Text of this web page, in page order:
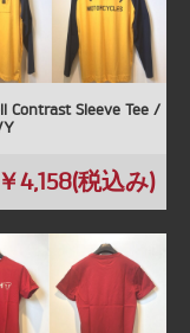
Contrast Sleeve Tee /
￥4,158(税込み)